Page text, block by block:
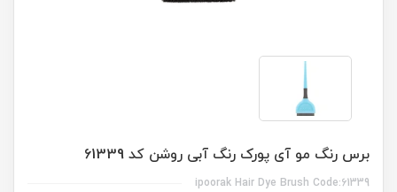
برس رنگ مو آی پورک رنگ آبی روشن کد 61339
ipoorak Hair Dye Brush Code:61339